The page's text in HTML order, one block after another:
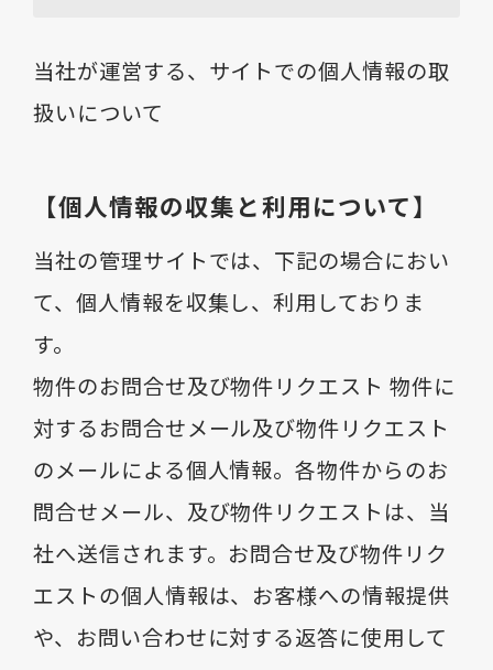
当社が運営する、サイトでの個人情報の取
扱いについて
【個人情報の収集と利用について】
当社の管理サイトでは、下記の場合におい
て、個人情報を収集し、利用しておりま
す。
物件のお問合せ及び物件リクエスト 物件に
対するお問合せメール及び物件リクエスト
のメールによる個人情報。各物件からのお
問合せメール、及び物件リクエストは、当
社へ送信されます。お問合せ及び物件リク
エストの個人情報は、お客様への情報提供
や、お問い合わせに対する返答に使用して